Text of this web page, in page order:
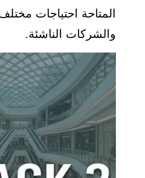
المتاحة احتياجات
والشركات الناشئة.